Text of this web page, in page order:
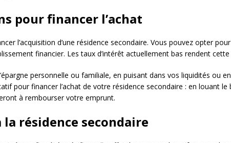
pour financer l’achat
l’acquisition d’une résidence secondaire. Vous pouvez opter
financier. Les taux d’intérêt actuellement bas rendent
personnelle ou familiale, en puisant dans vos liquidités ou
pour financer l’achat de votre résidence secondaire : en louant le
à rembourser votre emprunt.
résidence secondaire